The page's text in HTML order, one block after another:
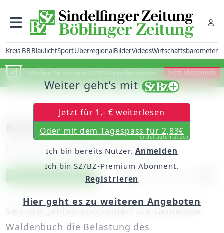
Kreis BBBlaulichtSportÜberregionalBilderVideosWirtschaftsbarometer
Machen Sie mit beim SZ/BZ-Bürgerbarometer! Jetzt abstimmen
Keine Messstellen
Samstag, 27. Oktober 2007, 00:00 Uhr
Artikel vorlesen
Exklusiv für Abonnenten
Seit drei Jahren kontrolliert die Gemeinde
Waldenbuch die Belastung des
Weiter geht's mit
Jetzt für 1,- € weiterlesen
Oder mit dem Tagespass für 2,83€
endet automatisch
Ich bin bereits Nutzer. Anmelden
Ich bin SZ/BZ-Premium Abonnent.
Registrieren
Hier geht es zu weiteren Angeboten